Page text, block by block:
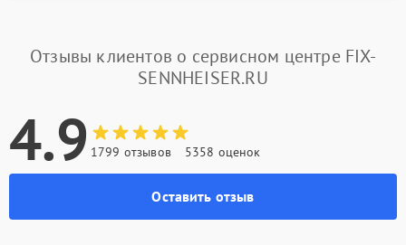
Отзывы клиентов о сервисном центре FIX-
SENNHEISER.RU
4.9 1799 отзывов 5358 оценок
Оставить отзыв